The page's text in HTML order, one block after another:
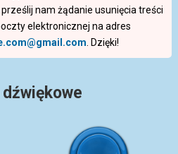
nam żądanie usunięcia treści
elektronicznej na adres
. Dzięki!